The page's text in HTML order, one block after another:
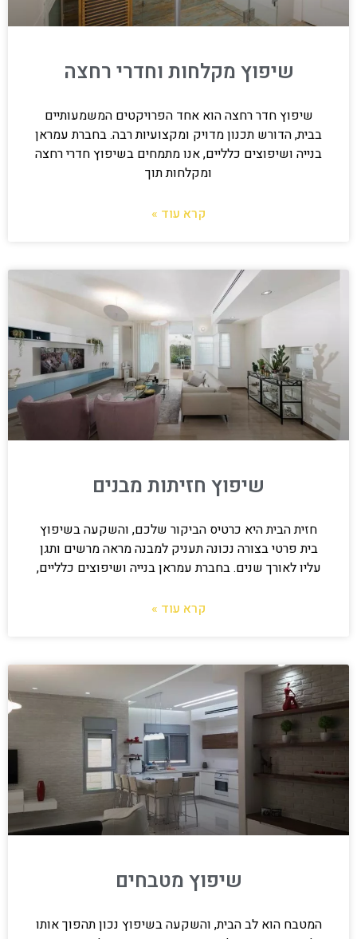
שיפוץ מקלחות וחדרי רחצה
שיפוץ חדר רחצה הוא אחד הפרויקטים המשמעותיים
בבית, הדורש תכנון מדויק ומקצועיות רבה. בחברת עמראן
בנייה ושיפוצים כלליים, אנו מתמחים בשיפוץ חדרי רחצה
ומקלחות תוך
קרא עוד »
שיפוץ חזיתות מבנים
חזית הבית היא כרטיס הביקור שלכם, והשקעה בשיפוץ
בית פרטי בצורה נכונה תעניק למבנה מראה מרשים ותגן
עליו לאורך שנים. בחברת עמראן בנייה ושיפוצים כלליים,
קרא עוד »
שיפוץ מטבחים
המטבח הוא לב הבית, והשקעה בשיפוץ נכון תהפוך אותו